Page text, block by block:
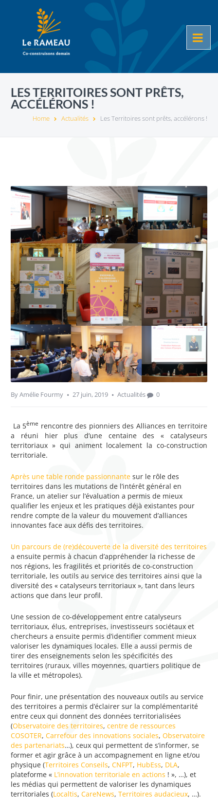
LES TERRITOIRES SONT PRÊTS,
ACCÉLÉRONS !
Home Actualités Les Territoires sont prêts, accélérons !
ByAmélie Fourmy 27 juin, 2019 Actualités 0
La 5ème rencontre des pionniers des Alliances en territoire
a réuni hier plus d’une centaine des « catalyseurs
territoriaux » qui animent localement la co-construction
territoriale.
Après une table ronde passionnante sur le rôle des
territoires dans les mutations de l’intérêt général en
France, un atelier sur l’évaluation a permis de mieux
qualifier les enjeux et les pratiques déjà existantes pour
rendre compte de la valeur du mouvement d’alliances
innovantes face aux défis des territoires.
Un parcours de (re)découverte de la diversité des territoires
a ensuite permis à chacun d’appréhender la richesse de
nos régions, les fragilités et priorités de co-construction
territoriale, les outils au service des territoires ainsi que la
diversité des « catalyseurs territoriaux », tant dans leurs
actions que dans leur profil.
Une session de co-développement entre catalyseurs
territoriaux, élus, entreprises, investisseurs sociétaux et
chercheurs a ensuite permis d’identifier comment mieux
valoriser les dynamiques locales. Elle a aussi permis de
tirer des enseignements selon les spécificités des
territoires (ruraux, villes moyennes, quartiers politique de
la ville et métropoles).
Pour finir, une présentation des nouveaux outils au service
des territoires a permis d’éclairer sur la complémentarité
entre ceux qui donnent des données territorialisées
(Observatoire des territoires,centre de ressources
COSOTER,Carrefour des innovations sociales,Observatoire
des partenariats…), ceux qui permettent de s’informer, se
former et agir grâce à un accompagnement en ligne et/ou
physique (Territoires Conseils,CNFPT, HubEss, DLA,
plateforme « L’innovation territoriale en actions ! », …), et
les médias qui permettent de valoriser les dynamiques
territoriales (Localtis,CareNews,Territoires audacieux, …).